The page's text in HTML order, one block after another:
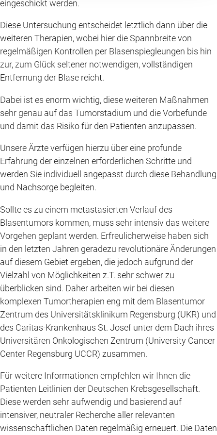
eingeschickt werden.
Diese Untersuchung entscheidet letztlich dann über die
weiteren Therapien, wobei hier die Spannbreite von
regelmäßigen Kontrollen per Blasenspiegleungen bis hin
zur, zum Glück seltener notwendigen, vollständigen
Entfernung der Blase reicht.
Dabei ist es enorm wichtig, diese weiteren Maßnahmen
sehr genau auf das Tumorstadium und die Vorbefunde
und damit das Risiko für den Patienten anzupassen.
Unsere Ärzte verfügen hierzu über eine profunde
Erfahrung der einzelnen erforderlichen Schritte und
werden Sie individuell angepasst durch diese Behandlung
und Nachsorge begleiten.
Sollte es zu einem metastasierten Verlauf des
Blasentumors kommen, muss sehr intensiv das weitere
Vorgehen geplant werden. Erfreulicherweise haben sich
in den letzten Jahren geradezu revolutionäre Änderungen
auf diesem Gebiet ergeben, die jedoch aufgrund der
Vielzahl von Möglichkeiten z.T. sehr schwer zu
überblicken sind. Daher arbeiten wir bei diesen
komplexen Tumortherapien eng mit dem Blasentumor
Zentrum des Universitätsklinikum Regensburg (UKR) und
des Caritas-Krankenhaus St. Josef unter dem Dach ihres
Universitären Onkologischen Zentrum (University Cancer
Center Regensburg UCCR) zusammen.
Für weitere Informationen empfehlen wir Ihnen die
Patienten Leitlinien der Deutschen Krebsgesellschaft.
Diese werden sehr aufwendig und basierend auf
intensiver, neutraler Recherche aller relevanten
wissenschaftlichen Daten regelmäßig erneuert. Die Daten